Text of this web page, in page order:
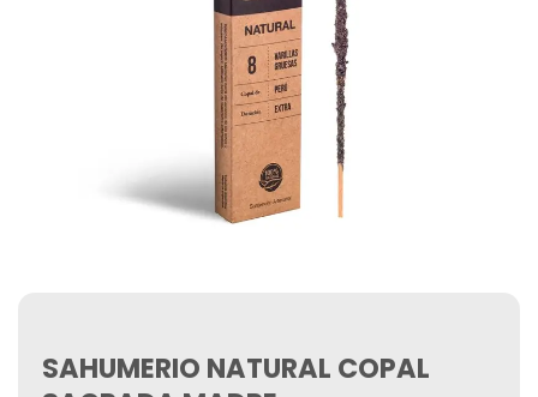
SAHUMERIO NATURAL COPAL